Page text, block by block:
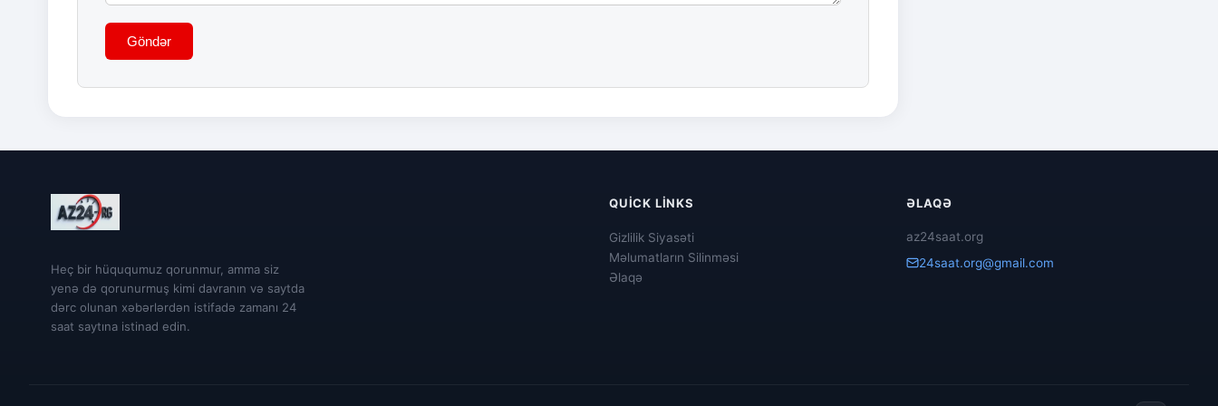
Göndər
Heç bir hüququmuz qorunmur, amma siz
yenə də qorunurmuş kimi davranın və saytda
dərc olunan xəbərlərdən istifadə zamanı 24
saat saytına istinad edin.
QUICK LINKS
Gizlilik Siyasəti
Məlumatların Silinməsi
Əlaqə
ƏLAQƏ
az24saat.org
24saat.org@gmail.com